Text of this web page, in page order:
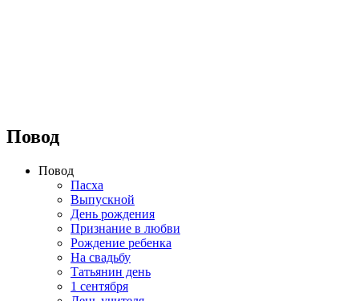
Повод
Повод
Пасха
Выпускной
День рождения
Признание в любви
Рождение ребенка
На свадьбу
Татьянин день
1 сентября